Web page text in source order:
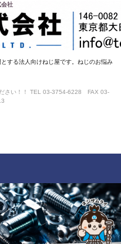
会社
する法人向けねじ屋です。ねじのお悩み
さい！！ TEL 03-3754-6228 FAX 03-